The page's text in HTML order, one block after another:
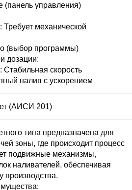
управления)
механической
(выбор программы)
дозации:
скорость
налив с ускорением
(АИСИ 201)
типа предназначена для
зоны, где происходит процесс
подвижные механизмы,
наливателей, обеспечивая
производства.